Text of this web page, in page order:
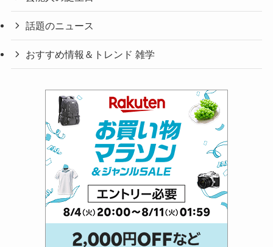
話題のニュース
おすすめ情報＆トレンド 雑学